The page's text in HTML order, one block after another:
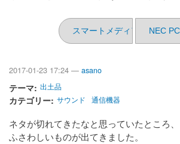
スマートメディア RAWアク
NEC
2017-01-23 17:24 — asano
テーマ 出土品
カテゴリー サウンド 通信機器
ネタが切れてきたなと思っていたところ
ふさわしいものが出てきました。